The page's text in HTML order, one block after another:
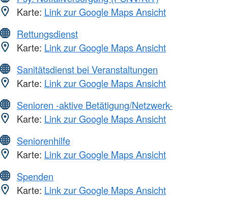
Karte: Link zur Google Maps Ansicht
Rettungsdienst
Karte: Link zur Google Maps Ansicht
Sanitätsdienst bei Veranstaltungen
Karte: Link zur Google Maps Ansicht
Senioren -aktive Betätigung/Netzwerk-
Karte: Link zur Google Maps Ansicht
Seniorenhilfe
Karte: Link zur Google Maps Ansicht
Spenden
Karte: Link zur Google Maps Ansicht